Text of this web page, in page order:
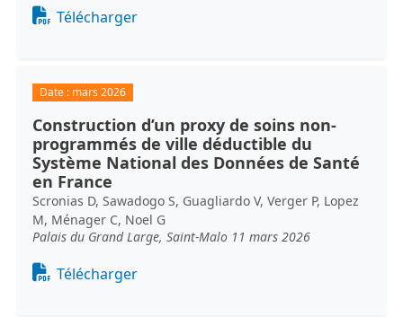
Document
Télécharger
Date : mars 2026
Construction d’un proxy de soins non-
programmés de ville déductible du
Système National des Données de Santé
en France
Scronias D, Sawadogo S, Guagliardo V, Verger P, Lopez
M, Ménager C, Noel G
Palais du Grand Large, Saint-Malo 11 mars 2026
Document
Télécharger